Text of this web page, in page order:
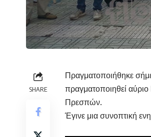
SHARE
Πραγματοποιήθηκε
πραγματοποιηθεί αύριο
Πρεσπών.
Έγινε μια συνοπτική